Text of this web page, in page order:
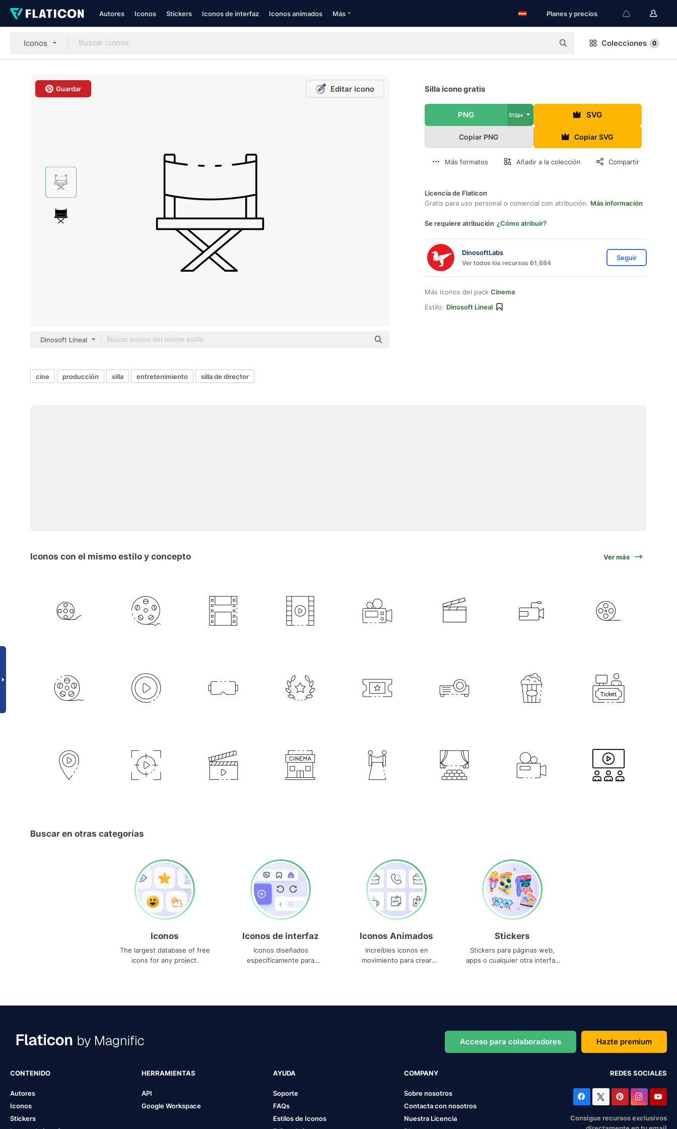
Autores Iconos Stickers Iconos de interfaz Iconos animados Más Planes y precios
Iconos Colecciones 0
Guardar Editar icono
Dinosoft Lineal
Silla icono gratis
PNG 512px SVG
Copiar PNG Copiar SVG
Más formatos Añadir a la colección Compartir
Licencia de Flaticon
Gratis para uso personal o comercial con atribución. Más información
Se requiere atribución ¿Cómo atribuir?
DinosoftLabs
Ver todos los recursos 61,684
Seguir
Más iconos del pack Cinema
Estilo: Dinosoft Lineal
cine producción silla entretenimiento silla de director
Iconos con el mismo estilo y concepto Ver más
Buscar en otras categorías
Iconos
The largest database of free
icons for any project.
Iconos de interfaz
Iconos diseñados
específicamente para
Iconos Animados
Increíbles iconos en
movimiento para crear
Stickers
Stickers para páginas web,
apps o cualquier otra interfaz
Acceso para colaboradores Hazte premium
CONTENIDO
Autores
Iconos
Stickers
HERRAMIENTAS
API
Google Workspace
AYUDA
Soporte
FAQs
Estilos de Iconos
COMPANY
Sobre nosotros
Contacta con nosotros
Nuestra Licencia
REDES SOCIALES
Consigue recursos exclusivos